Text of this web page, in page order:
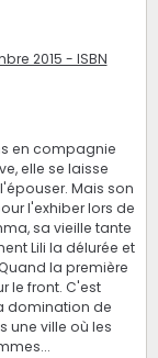
2015 - ISBN
en compagnie
elle se laisse
Mais son
l'exhiber lors de
sa vieille tante
Lili la délurée et
la première
le front. C'est
domination de
une ville où les